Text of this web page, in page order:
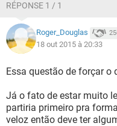
RÉPONSE 1 / 1
Roger_Douglas
18 out 2015 à 20:33
Essa questão de forçar o
Já o fato de estar muito
partiria primeiro pra
veloz então deve ter